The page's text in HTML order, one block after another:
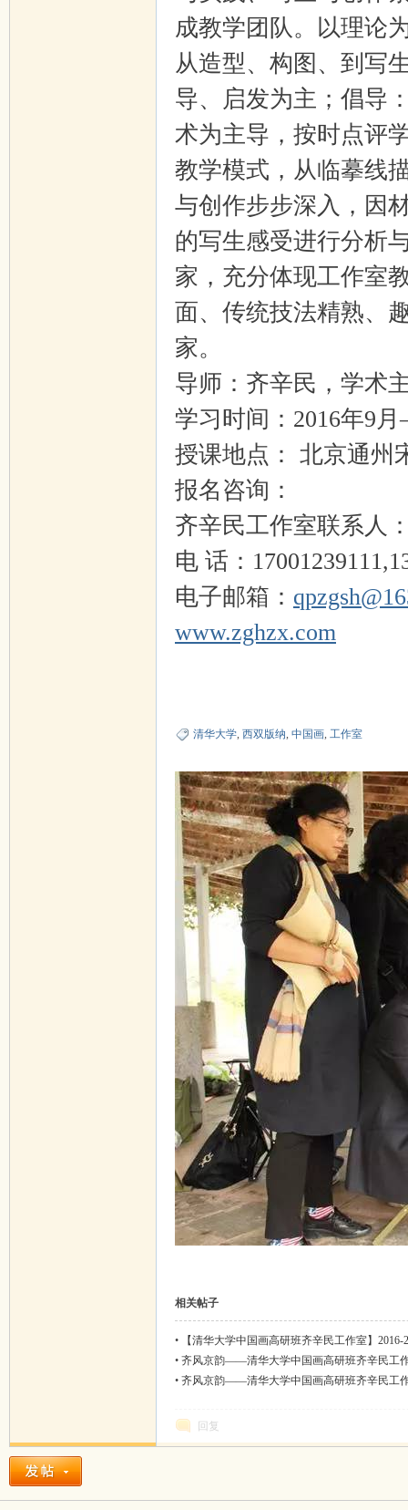
成教学团队。以理论
从造型、构图、到写
导、启发为主；倡导
术为主导，按时点评
教学模式，从临摹线
与创作步步深入，因
的写生感受进行分析
家，充分体现工作室
面、传统技法精熟、
家。
导师：齐辛民，学术
学习时间：2016年9
授课地点： 北京通州
报名咨询：
齐辛民工作室联系人
电 话：
电子邮箱：
www.zghzx.com
清华大学, 西双版纳, 中国画, 工作室
相关帖子
•
【清华大学中国画高研班齐辛民工作室】
• 齐风京韵——清华大学中国画高研班齐辛民工
站）
• 齐风京韵——清华大学中国画高研班齐辛民工
回复